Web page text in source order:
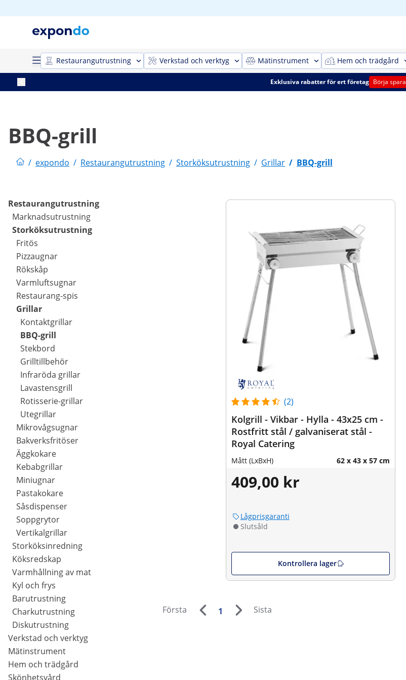
Restaurangutrustning Verkstad och verktyg Mätinstrument Hem och trädgård
Exklusiva rabatter för ert företag Börja spara
BBQ-grill
/ expondo / Restaurangutrustning / Storköksutrustning / Grillar / BBQ-grill
Restaurangutrustning
Marknadsutrustning
Storköksutrustning
Fritös
Pizzaugnar
Rökskåp
Varmluftsugnar
Restaurang-spis
Grillar
Kontaktgrillar
BBQ-grill
Stekbord
Grilltillbehör
Infraröda grillar
Lavastensgrill
Rotisserie-grillar
Utegrillar
Mikrovågsugnar
Bakverksfritöser
Äggkokare
Kebabgrillar
Miniugnar
Pastakokare
Såsdispenser
Soppgrytor
Vertikalgrillar
Storköksinredning
Köksredskap
Varmhållning av mat
Kyl och frys
Barutrustning
Charkutrustning
Diskutrustning
Verkstad och verktyg
Mätinstrument
Hem och trädgård
Skönhetsvård
(2)
Kolgrill - Vikbar - Hylla - 43x25 cm -
Rostfritt stål / galvaniserat stål -
Royal Catering
Mått (LxBxH) 62 x 43 x 57 cm
409,00 kr
Lågprisgaranti
Slutsåld
Kontrollera lager
Första 1 Sista